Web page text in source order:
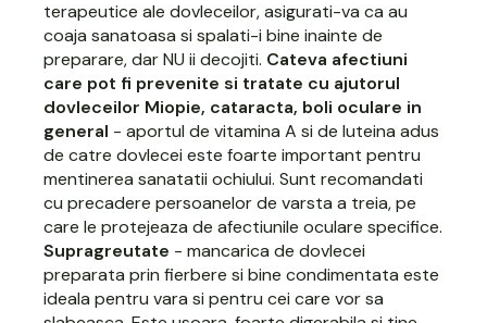
terapeutice ale dovleceilor, asigurati-va ca au
coaja sanatoasa si spalati-i bine inainte de
preparare, dar NU ii decojiti. Cateva afectiuni
care pot fi prevenite si tratate cu ajutorul
dovleceilor Miopie, cataracta, boli oculare in
general - aportul de vitamina A si de luteina adus
de catre dovlecei este foarte important pentru
mentinerea sanatatii ochiului. Sunt recomandati
cu precadere persoanelor de varsta a treia, pe
care le protejeaza de afectiunile oculare specifice.
Supragreutate - mancarica de dovlecei
preparata prin fierbere si bine condimentata este
ideala pentru vara si pentru cei care vor sa